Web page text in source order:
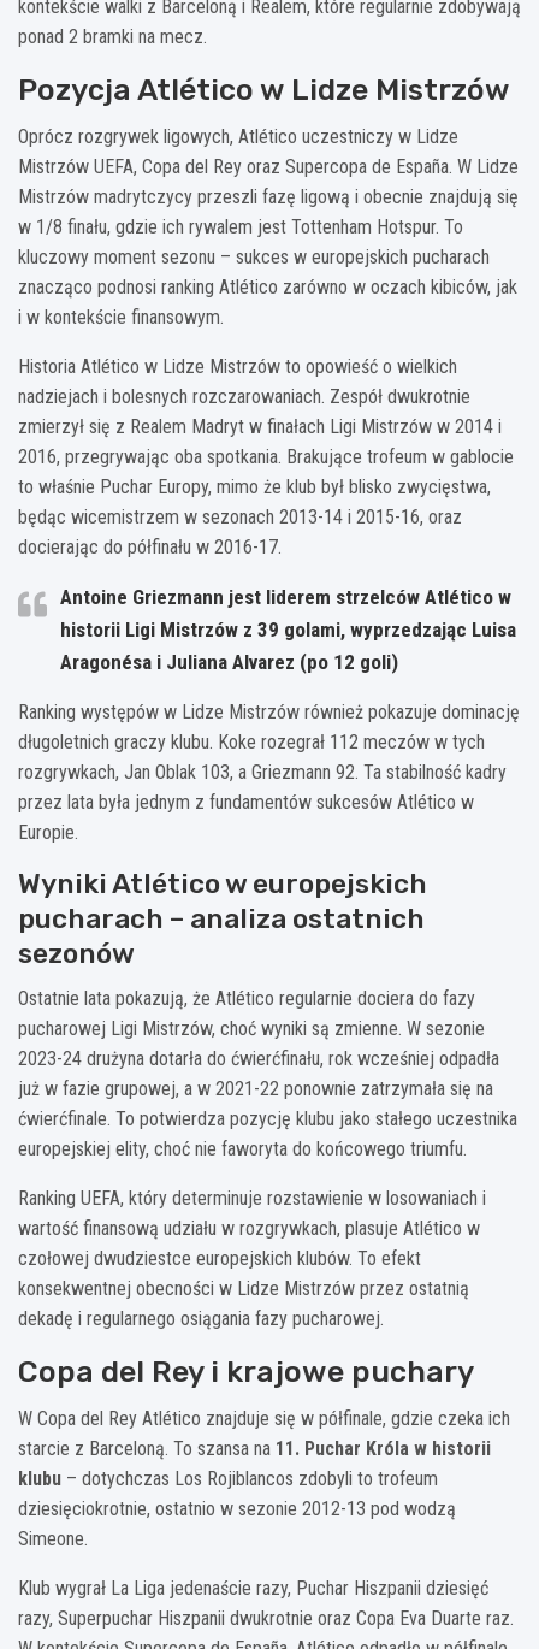
kontekście walki z Barceloną i Realem, które regularnie zdobywają
ponad 2 bramki na mecz.
Pozycja Atlético w Lidze Mistrzów
Oprócz rozgrywek ligowych, Atlético uczestniczy w Lidze
Mistrzów UEFA, Copa del Rey oraz Supercopa de España. W Lidze
Mistrzów madrytczycy przeszli fazę ligową i obecnie znajdują się
w 1/8 finału, gdzie ich rywalem jest Tottenham Hotspur. To
kluczowy moment sezonu – sukces w europejskich pucharach
znacząco podnosi ranking Atlético zarówno w oczach kibiców, jak
i w kontekście finansowym.
Historia Atlético w Lidze Mistrzów to opowieść o wielkich
nadziejach i bolesnych rozczarowaniach. Zespół dwukrotnie
zmierzył się z Realem Madryt w finałach Ligi Mistrzów w 2014 i
2016, przegrywając oba spotkania. Brakujące trofeum w gablocie
to właśnie Puchar Europy, mimo że klub był blisko zwycięstwa,
będąc wicemistrzem w sezonach 2013-14 i 2015-16, oraz
docierając do półfinału w 2016-17.
Antoine Griezmann jest liderem strzelców Atlético w
historii Ligi Mistrzów z 39 golami, wyprzedzając Luisa
Aragonésa i Juliana Alvarez (po 12 goli)
Ranking występów w Lidze Mistrzów również pokazuje dominację
długoletnich graczy klubu. Koke rozegrał 112 meczów w tych
rozgrywkach, Jan Oblak 103, a Griezmann 92. Ta stabilność kadry
przez lata była jednym z fundamentów sukcesów Atlético w
Europie.
Wyniki Atlético w europejskich
pucharach – analiza ostatnich
sezonów
Ostatnie lata pokazują, że Atlético regularnie dociera do fazy
pucharowej Ligi Mistrzów, choć wyniki są zmienne. W sezonie
2023-24 drużyna dotarła do ćwierćfinału, rok wcześniej odpadła
już w fazie grupowej, a w 2021-22 ponownie zatrzymała się na
ćwierćfinale. To potwierdza pozycję klubu jako stałego uczestnika
europejskiej elity, choć nie faworyta do końcowego triumfu.
Ranking UEFA, który determinuje rozstawienie w losowaniach i
wartość finansową udziału w rozgrywkach, plasuje Atlético w
czołowej dwudziestce europejskich klubów. To efekt
konsekwentnej obecności w Lidze Mistrzów przez ostatnią
dekadę i regularnego osiągania fazy pucharowej.
Copa del Rey i krajowe puchary
W Copa del Rey Atlético znajduje się w półfinale, gdzie czeka ich
starcie z Barceloną. To szansa na 11. Puchar Króla w historii
klubu – dotychczas Los Rojiblancos zdobyli to trofeum
dziesięciokrotnie, ostatnio w sezonie 2012-13 pod wodzą
Simeone.
Klub wygrał La Liga jedenaście razy, Puchar Hiszpanii dziesięć
razy, Superpuchar Hiszpanii dwukrotnie oraz Copa Eva Duarte raz.